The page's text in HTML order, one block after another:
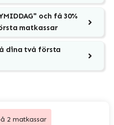
och få 30%
matkassar
dina två första
2 matkassar